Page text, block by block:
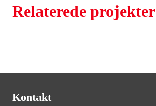
Relaterede projekter
Kontakt